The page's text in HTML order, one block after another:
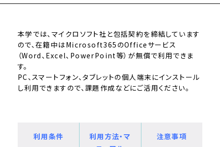
本学では、マイクロソフト社と包括契約を締結しています
ので、在籍中はMicrosoft365のOfficeサービス
（Word、Excel、PowerPoint等）が無償で利用できま
す。
PC、スマートフォン、タブレットの個人端末にインストール
し利用できますので、課題作成などにご活用ください。
利用条件
利用方法・マ
注意事項